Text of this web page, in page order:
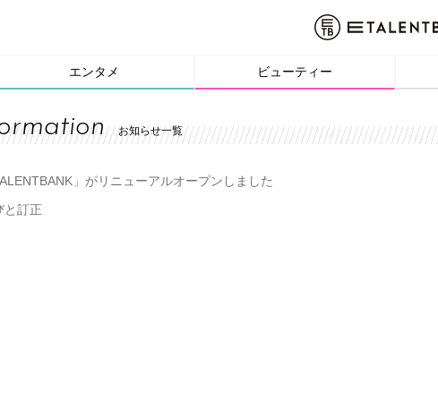
エンタメ ビューティー
お知らせ一覧
」がリニューアルオープンしました
と訂正